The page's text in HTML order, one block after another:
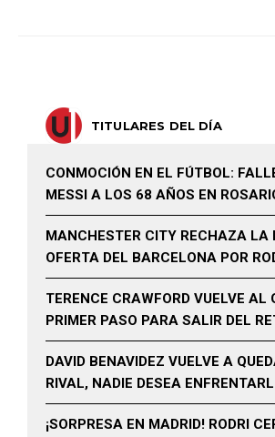
TITULARES DEL DÍA
CONMOCIÓN EN EL FÚTBOL:
MESSI A LOS 68 AÑOS EN
MANCHESTER CITY RECHAZA LA
OFERTA DEL BARCELONA POR
TERENCE CRAWFORD VUELVE AL
PRIMER PASO PARA SALIR DEL
DAVID BENAVIDEZ VUELVE A
RIVAL, NADIE DESEA
¡SORPRESA EN MADRID! RODRI